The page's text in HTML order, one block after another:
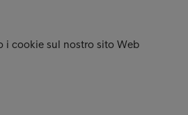
i cookie sul nostro sito Web